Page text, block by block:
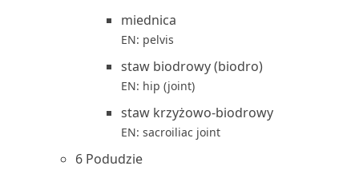
miednica
EN: pelvis
staw biodrowy (biodro)
EN: hip (joint)
staw krzyżowo-biodrowy
EN: sacroiliac joint
6 Podudzie